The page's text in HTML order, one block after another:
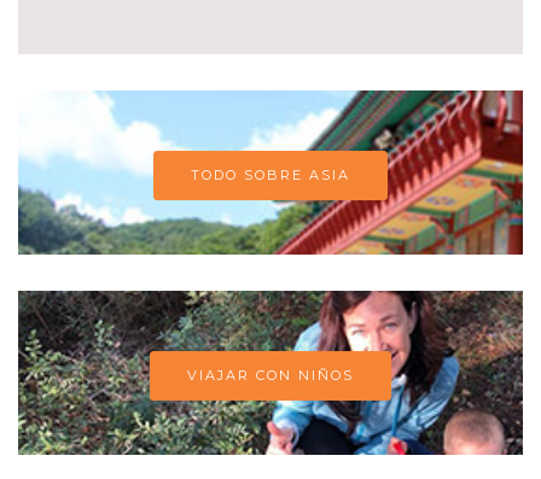
TODO SOBRE ASIA
VIAJAR CON NIÑOS